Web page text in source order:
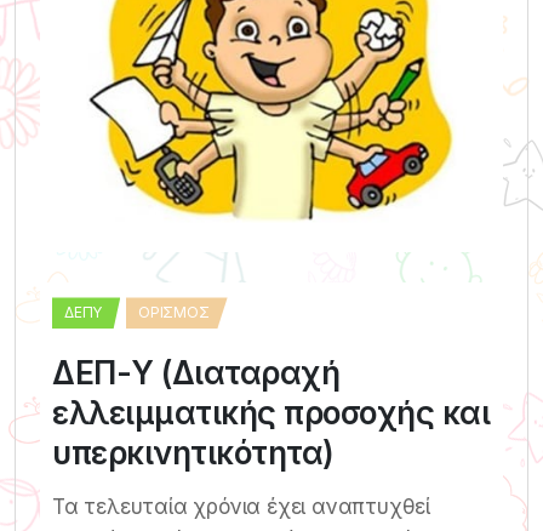
ΔΕΠΥ ΟΡΙΣΜΌΣ
ΔΕΠ-Υ (Διαταραχή
ελλειμματικής προσοχής και
υπερκινητικότητα)
Τα τελευταία χρόνια έχει αναπτυχθεί